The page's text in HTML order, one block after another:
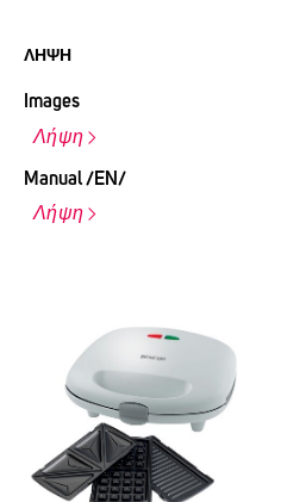
ΛΉΨΗ
Images
Λήψη
Manual /EN/
Λήψη